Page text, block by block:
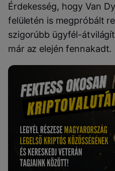
Érdekesség, hogy Van
felületén is megpróbált
szigorúbb ügyfél-
már az elején fennakadt.